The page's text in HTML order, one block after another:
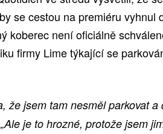
se cestou na premiéru vyhnul
koberec není oficiálně
firmy Lime týkající se
že jsem tam nesměl parkovat a
„Ale je to hrozné, protože jsem